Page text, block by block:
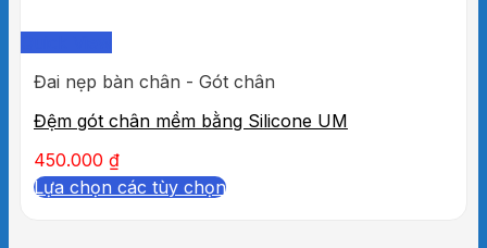
Đai nẹp bàn chân - Gót chân
Đệm gót chân mềm bằng Silicone UM
450.000 ₫
Lựa chọn các tùy chọn